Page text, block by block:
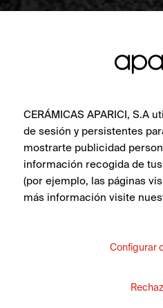
CERÁMICAS APARICI, S.A
de sesión y persistentes
mostrarte publicidad
información recogida de
(por ejemplo, las páginas
más información visite
Configurar